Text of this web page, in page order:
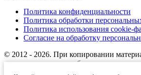
Политика конфиденциальности
Политика обработки
Политика использования cookie-
Согласие на обработку
© 2012 - 2026. При копировании
ссылка на источник обязательна.